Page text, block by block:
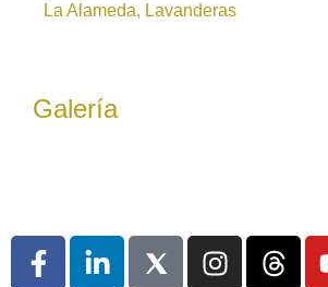
La Alameda, Lavanderas
Galería